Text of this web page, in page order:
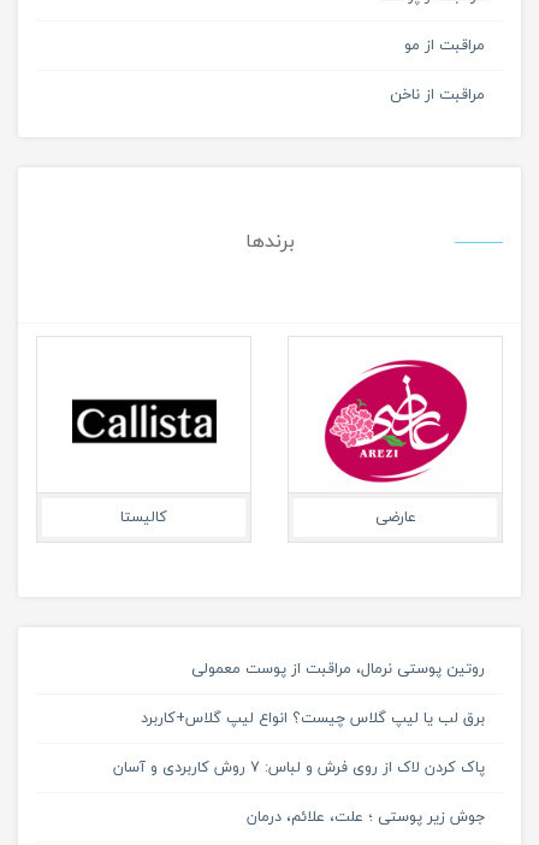
مراقبت از مو
مراقبت از ناخن
برندها
عارضی کالیستا
روتین پوستی نرمال، مراقبت از پوست معمولی
برق لب یا لیپ گلاس چیست؟ انواع لیپ گلاس+کاربرد
پاک کردن لاک از روی فرش و لباس: 7 روش کاربردی و آسان
جوش زیر پوستی ؛ علت، علائم، درمان